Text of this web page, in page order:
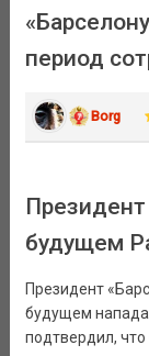
период
Borg
будущем
Президент
будущем
подтвердил, что